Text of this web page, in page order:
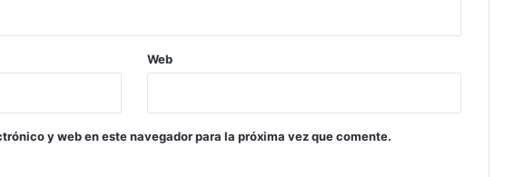
Web
y web en este navegador para la próxima vez que comente.